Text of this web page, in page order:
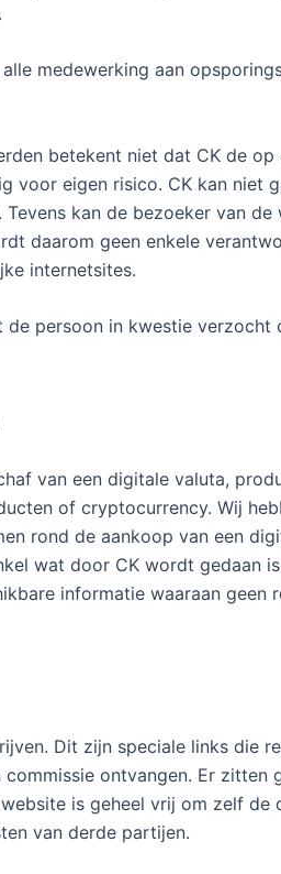
medewerking aan
betekent niet dat CK de
voor eigen risico. CK kan niet
kan de bezoeker van de
daarom geen enkele
internetsites.
persoon in kwestie verzocht
van een digitale valuta,
of cryptocurrency. Wij
rond de aankoop van een
wat door CK wordt gedaan
informatie waaraan geen
Dit zijn speciale links die
ontvangen. Er zitten
is geheel vrij om zelf
van derde partijen.